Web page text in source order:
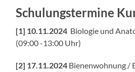
Schulungstermine
[1] 10.11.2024 Biologie und
(09:00 -13:00 Uhr)
[2] 17.11.2024 Bienenwohnung /